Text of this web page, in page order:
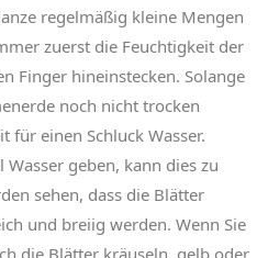
regelmäßig kleine Mengen
zuerst die Feuchtigkeit der
Finger hineinstecken. Solange
noch nicht trocken
für einen Schluck Wasser.
Wasser geben, kann dies zu
sehen, dass die Blätter
und breiig werden. Wenn Sie